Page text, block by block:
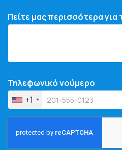
Πείτε μας περισσότερα για
Τηλεφωνικό νούμερο
+1